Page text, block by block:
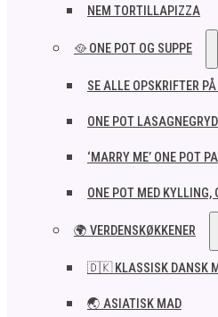
NEM TORTILLAPIZZA
🥘 ONE POT OG SUPPE
SE ALLE OPSKRIFTER
ONE POT
‘MARRY ME’ ONE POT
ONE POT MED
🌍 VERDENSKØKKENER
🇩🇰 KLASSISK DANSK
🌏 ASIATISK MAD